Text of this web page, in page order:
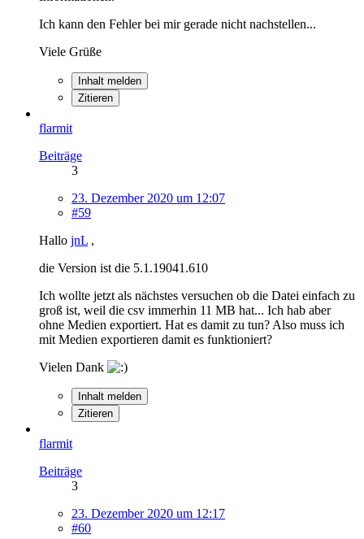
Ich kann den Fehler bei mir gerade nicht nachstellen...
Viele Grüße
Inhalt melden
Zitieren
flarmit
Beiträge
3
23. Dezember 2020 um 12:07
#59
Hallo jnL ,
die Version ist die 5.1.19041.610
Ich wollte jetzt als nächstes versuchen ob die Datei einfach zu
groß ist, weil die csv immerhin 11 MB hat... Ich hab aber
ohne Medien exportiert. Hat es damit zu tun? Also muss ich
mit Medien exportieren damit es funktioniert?
Vielen Dank
Inhalt melden
Zitieren
flarmit
Beiträge
3
23. Dezember 2020 um 12:17
#60